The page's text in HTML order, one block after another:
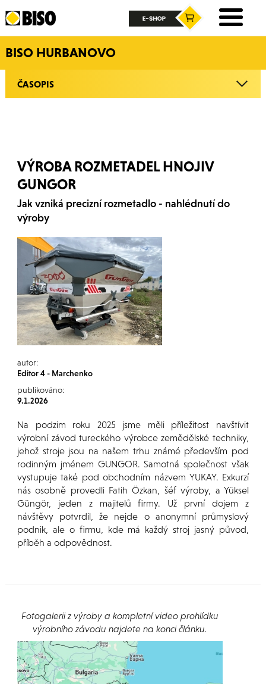
BISO HURBANOVO
ČASOPIS
VÝROBA ROZMETADEL HNOJIV
GUNGOR
Jak vzniká precizní rozmetadlo - nahlédnutí do
výroby
autor:
Editor 4 - Marchenko
publikováno:
9.1.2026
Na podzim roku 2025 jsme měli příležitost navštívit
výrobní závod tureckého výrobce zemědělské techniky,
jehož stroje jsou na našem trhu známé především pod
rodinným jménem GUNGOR. Samotná společnost však
vystupuje také pod obchodním názvem YUKAY. Exkurzí
nás osobně provedli Fatih Özkan, šéf výroby, a Yüksel
Güngör, jeden z majitelů firmy. Už první dojem z
návštěvy potvrdil, že nejde o anonymní průmyslový
podnik, ale o firmu, kde má každý stroj jasný původ,
příběh a odpovědnost.
Fotogalerii z výroby a kompletní video prohlídku
výrobního závodu najdete na konci článku.